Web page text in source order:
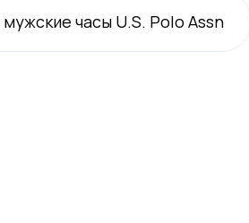
мужские часы U.S. Polo Assn